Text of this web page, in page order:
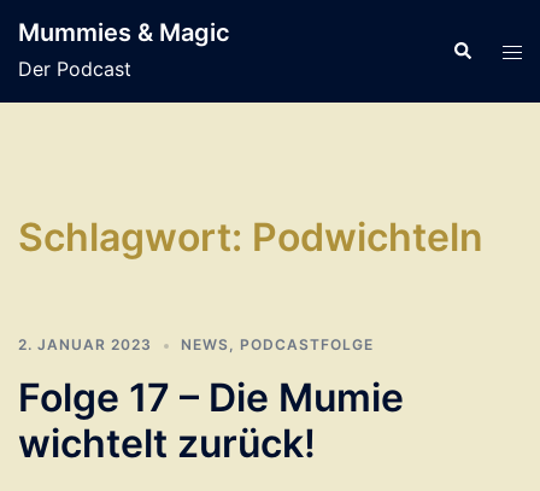
Inhalt
springen
Mummies & Magic
Der Podcast
Suche
Schlagwort: Podwichteln
2. JANUAR 2023 NEWS , PODCASTFOLGE
Folge 17 – Die Mumie
wichtelt zurück!